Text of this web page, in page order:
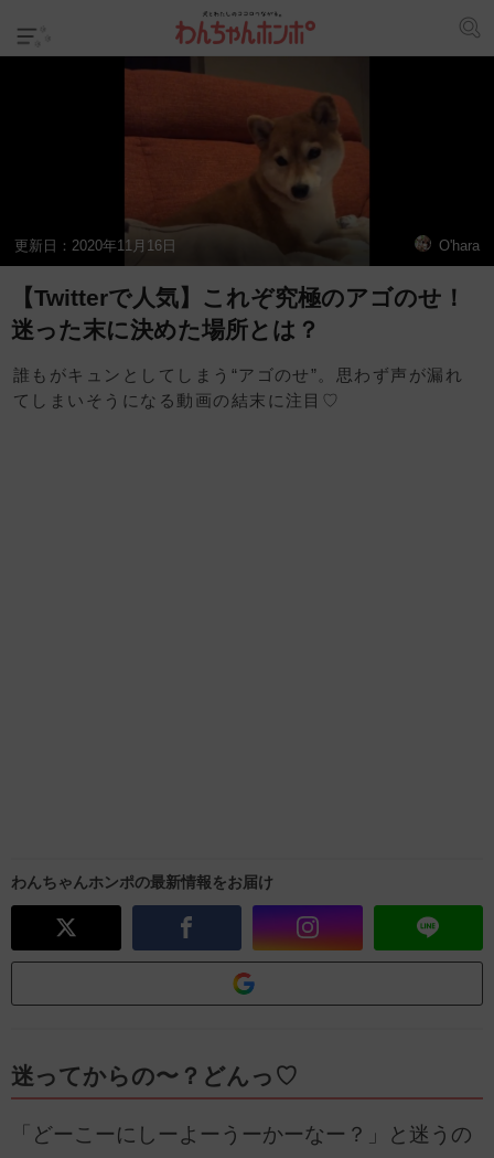
更新日： 2020年11月16日 O'hara
【Twitterで人気】これぞ究極のアゴのせ！
迷った末に決めた場所とは？
誰もがキュンとしてしまう“アゴのせ”。思わず声が漏れ
てしまいそうになる動画の結末に注目♡
わんちゃんホンポの最新情報をお届け
迷ってからの〜？どんっ♡
「どーこーにしーよーうーかーなー？」と迷うの